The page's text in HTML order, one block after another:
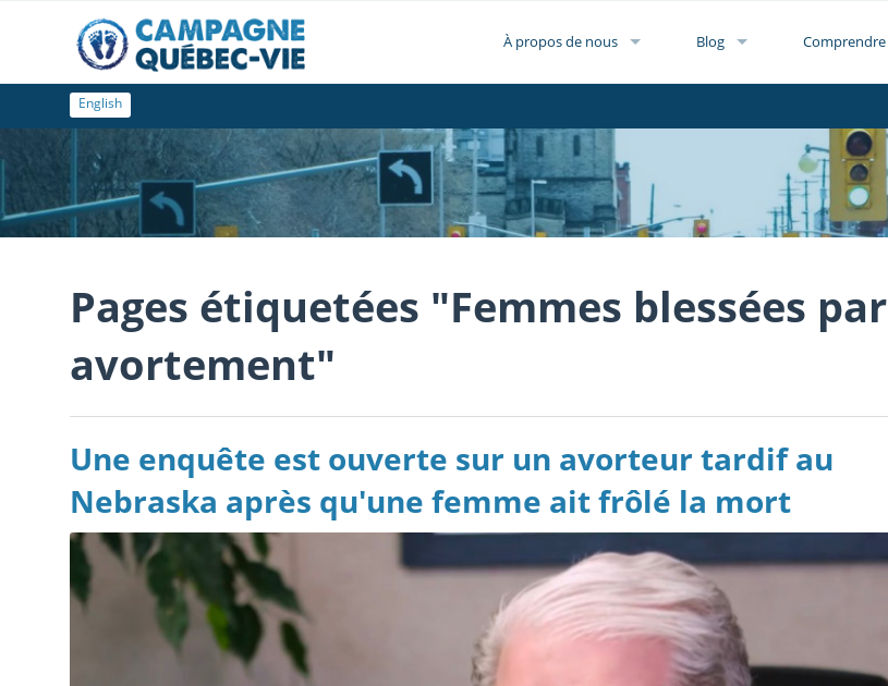
À propos de nous Blog Comprendre
English
Pages étiquetées "Femmes blessées par
avortement"
Une enquête est ouverte sur un avorteur tardif au
Nebraska après qu'une femme ait frôlé la mort